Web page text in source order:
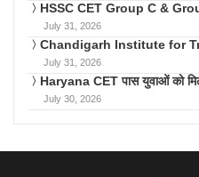
HSSC CET Group C &
July 31, 2026
Chandigarh Institute for
July 31, 2026
Haryana CET पास युवाओं को
July 30, 2026